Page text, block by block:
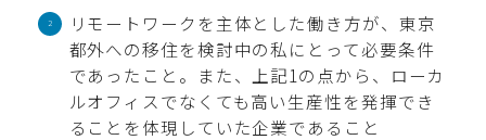
リモートワークを主体とした働き方が、東京
都外への移住を検討中の私にとって必要条件
であったこと。また、上記1の点から、ローカ
ルオフィスでなくても高い生産性を発揮でき
ることを体現していた企業であること